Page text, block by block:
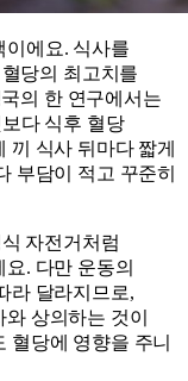
이에요. 식사를
당의 최고치를
의 한 연구에서는
다 식후 혈당
끼 식사 뒤마다 짧게
부담이 적고 꾸준히
자전거처럼
. 다만 운동의
라 달라지므로,
상의하는 것이
혈당에 영향을 주니